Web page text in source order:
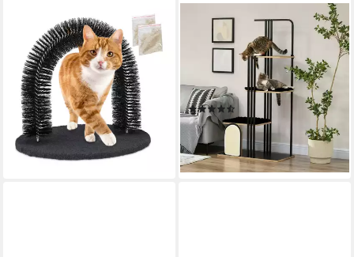
RELAXDAYS
Kratzbaum Schwarzer
Enthaarungsbogen für Katzen
15,99 € UVP39,99 €
-60%
lieferbar - in 3-4 Werktagen bei dir
PAWHUT
Kratzbaum mit 3 Plattformen,
Katzenmöbel, mit Kissen, mit
Kratzbrett, 48B x 85L x 170H
cm
(3)
153,99 € UVP276,90 €
-44%
lieferbar - in 2-3 Werktagen bei dir